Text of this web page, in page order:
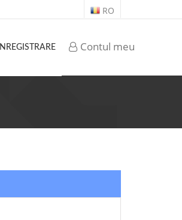
RO
Contul meu
ÎNREGISTRARE